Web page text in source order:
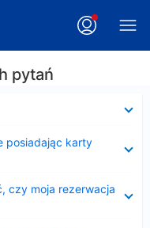
pytań
posiadając karty
czy moja rezerwacja